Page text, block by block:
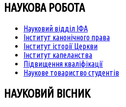
НАУКОВА РОБОТА
Науковий відділ ІФА
Інститут канонічного права
Інститут історії Церкви
Інститут капеланства
Підвищення кваліфікації
Наукове товариство студентів
НАУКОВИЙ ВІСНИК